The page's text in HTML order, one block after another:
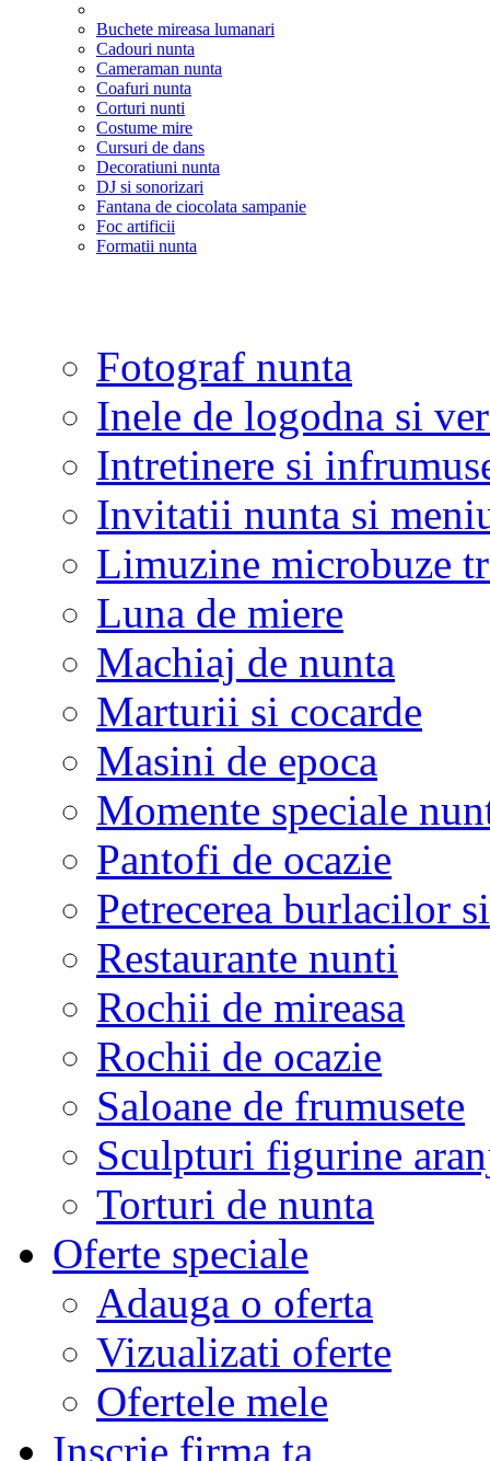
Buchete mireasa lumanari
Cadouri nunta
Cameraman nunta
Coafuri nunta
Corturi nunti
Costume mire
Cursuri de dans
Decoratiuni nunta
DJ si sonorizari
Fantana de ciocolata sampanie
Foc artificii
Formatii nunta
Fotograf nunta
Inele de logodna si
Intretinere si
Invitatii nunta si
Limuzine microbuze
Luna de miere
Machiaj de nunta
Marturii si cocarde
Masini de epoca
Momente speciale
Pantofi de ocazie
Petrecerea burlacilor
Restaurante nunti
Rochii de mireasa
Rochii de ocazie
Saloane de frumusete
Sculpturi figurine
Torturi de nunta
Oferte speciale
Adauga o oferta
Vizualizati oferte
Ofertele mele
Inscrie firma ta